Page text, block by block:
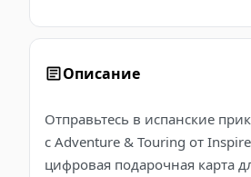
Описание
Отправьтесь в испанские
с Adventure & Touring от
цифровая подарочная карта